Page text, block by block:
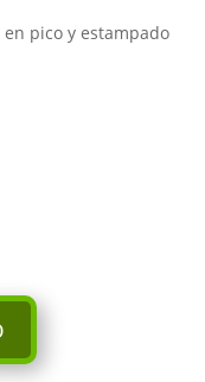
pico y estampado